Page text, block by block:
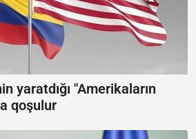
yaratdığı "Amerikaların
qoşulur